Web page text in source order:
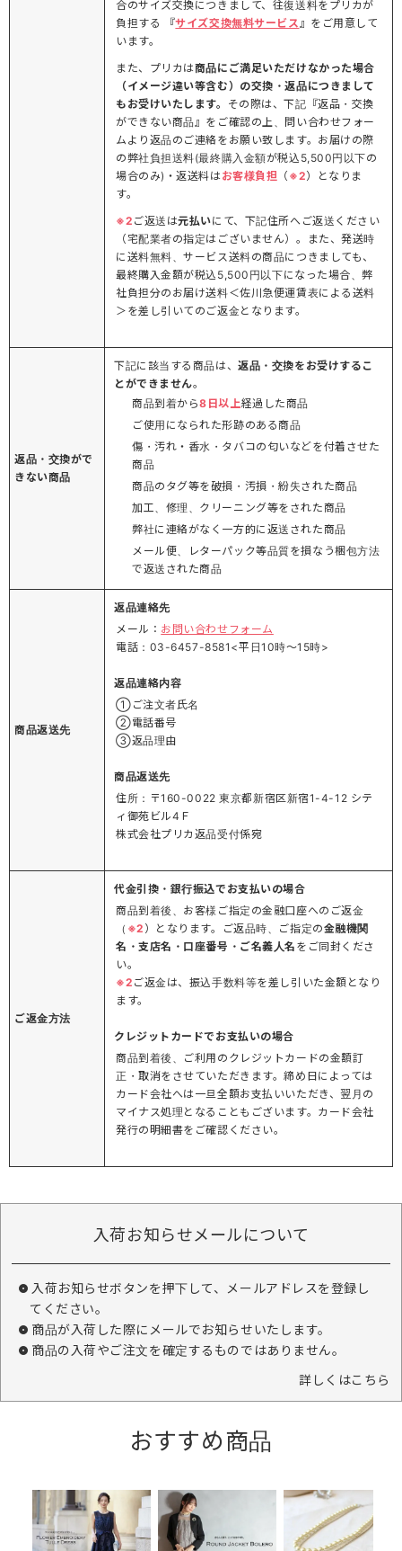
合のサイズ交換につきまして、往復送料をプリカが
負担する 『サイズ交換無料サービス』をご用意して
います。
また、プリカは商品にご満足いただけなかった場合
（イメージ違い等含む）の交換・返品につきまして
もお受けいたします。 その際は、下記『返品・交換
ができない商品』をご確認の上、問い合わせフォー
ムより返品のご連絡をお願い致します。お届けの際
の弊社負担送料(最終購入金額が税込5,500円以下の
場合のみ)・返送料はお客様負担 （ ※2）となりま
す。
※2 ご返送は元払いにて、下記住所へご返送ください
（宅配業者の指定はございません）。また、発送時
に送料無料、サービス送料の商品につきましても、
最終購入金額が税込5,500円以下になった場合、弊
社負担分のお届け送料＜佐川急便運賃表による送料
＞を差し引いてのご返金となります。
返品・交換がで
きない商品
下記に該当する商品は、返品・交換をお受けするこ
とができません。
商品到着から8日以上経過した商品
ご使用になられた形跡のある商品
傷・汚れ・香水・タバコの匂いなどを付着させた
商品
商品のタグ等を破損・汚損・紛失された商品
加工、修理、クリーニング等をされた商品
弊社に連絡がなく一方的に返送された商品
メール便、レターパック等品質を損なう梱包方法
で返送された商品
商品返送先
返品連絡先
メール： お問い合わせフォーム
電話：03-6457-8581<平日10時～15時>
返品連絡内容
①ご注文者氏名
②電話番号
③返品理由
商品返送先
住所：〒160-0022 東京都新宿区新宿1-4-12 シテ
ィ御苑ビル4Ｆ
株式会社プリカ返品受付係宛
ご返金方法
代金引換・銀行振込でお支払いの場合
商品到着後、お客様ご指定の金融口座へのご返金
（ ※2 ）となります。ご返品時、ご指定の金融機関
名・支店名・口座番号・ご名義人名 をご同封くださ
い。
※2 ご返金は、振込手数料等を差し引いた金額となり
ます。
クレジットカードでお支払いの場合
商品到着後、ご利用のクレジットカードの金額訂
正・取消をさせていただきます。締め日によっては
カード会社へは一旦全額お支払いいただき、翌月の
マイナス処理となることもございます。カード会社
発行の明細書をご確認ください。
入荷お知らせメールについて
入荷お知らせボタンを押下して、メールアドレスを登録し
てください。
商品が入荷した際にメールでお知らせいたします。
商品の入荷やご注文を確定するものではありません。
詳しくはこちら
おすすめ商品